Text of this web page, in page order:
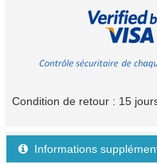
Condition de retour : 15
 Informations